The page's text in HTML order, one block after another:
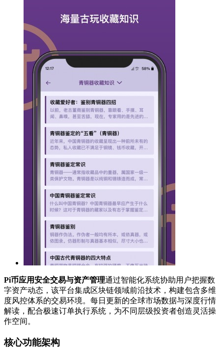
Pi币应用安全交易与资产管理通过智能化系统协助用户把握数
字资产动态，该平台集成区块链领域前沿技术，构建包含多维
度风控体系的交易环境。每日更新的全球市场数据与深度行情
解读，配合极速订单执行系统，为不同层级投资者创造灵活操
作空间。
核心功能架构